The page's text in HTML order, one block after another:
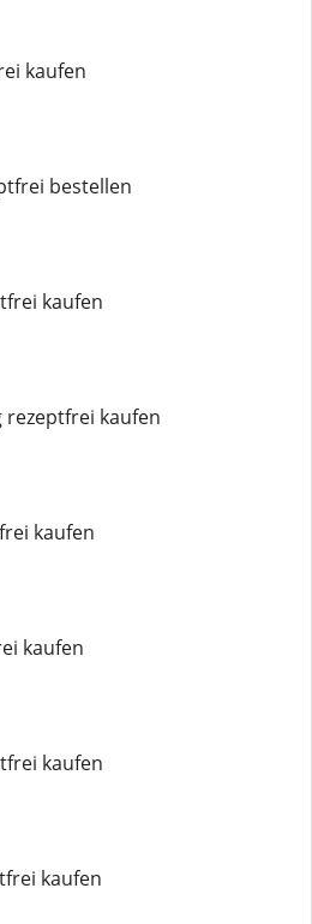
kaufen
bestellen
kaufen
rezeptfrei kaufen
kaufen
kaufen
kaufen
kaufen